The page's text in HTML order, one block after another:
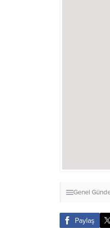
Genel
Paylaş